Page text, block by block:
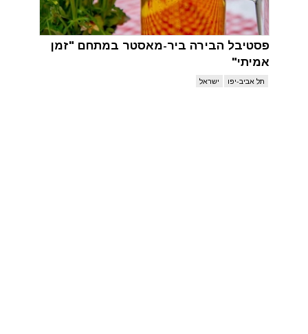
פסטיבל הבירה ביר-מאסטר במתחם "זמן
אמיתי"
תל אביב-יפו ישראל